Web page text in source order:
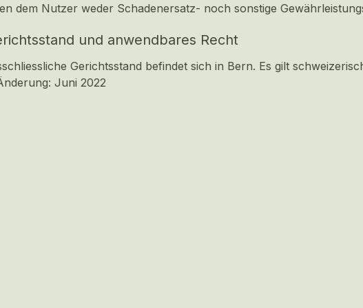
dem Nutzer weder Schadenersatz- noch sonstige
und anwendbares Recht
Gerichtsstand befindet sich in Bern. Es gilt
Juni 2022